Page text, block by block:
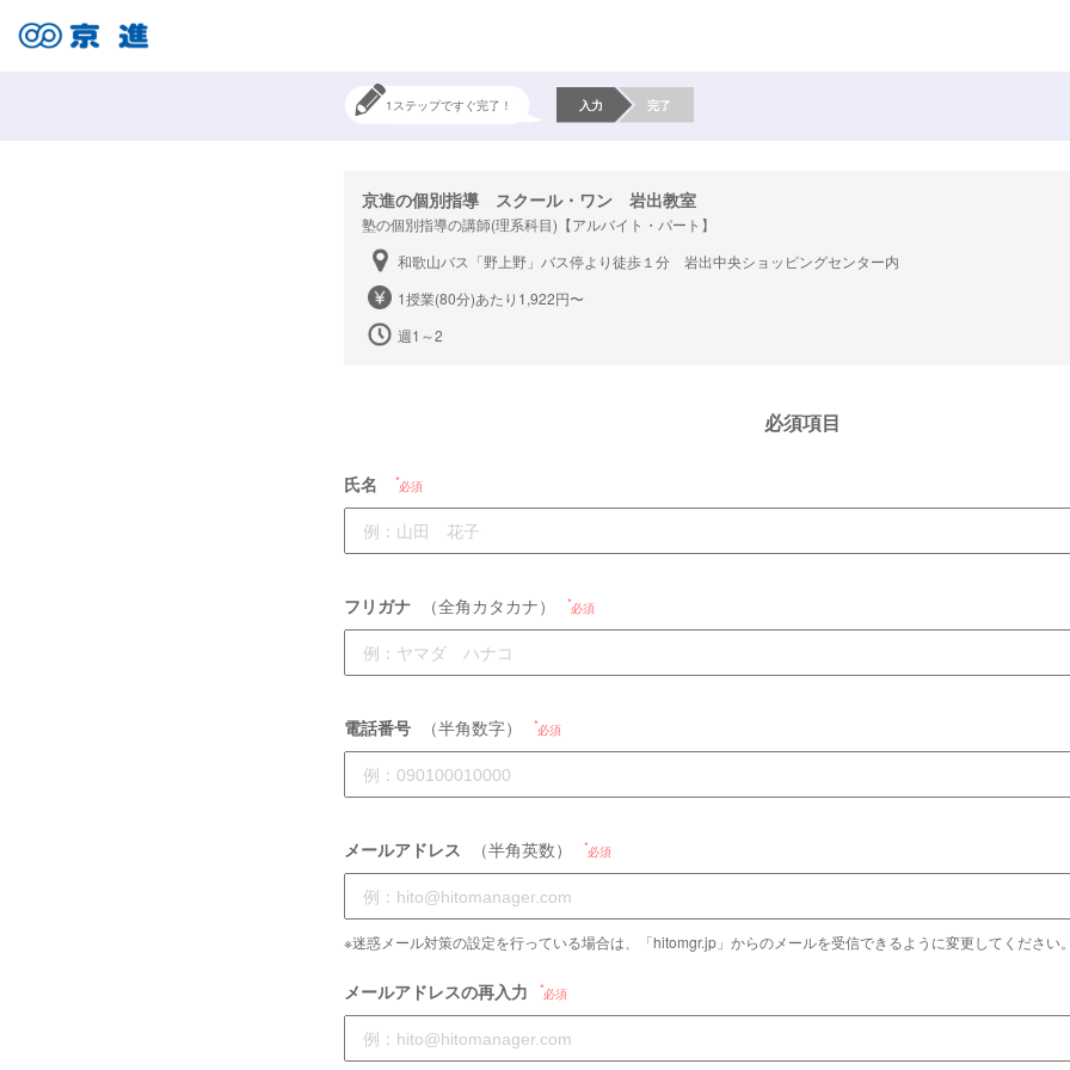
1ステップですぐ完了！ 入力 完了
京進の個別指導 スクール・ワン 岩出教室
塾の個別指導の講師(理系科目)【アルバイト・パート】
和歌山バス「野上野」バス停より徒歩１分 岩出中央ショッピングセンター内
1授業(80分)あたり1,922円〜
週1～2
必須項目
氏名 必須
フリガナ （全角カタカナ） 必須
電話番号 （半角数字） 必須
メールアドレス （半角英数） 必須
※迷惑メール対策の設定を行っている場合は、「hitomgr.jp」からのメールを受信できるように変更してください
メールアドレスの再入力 必須